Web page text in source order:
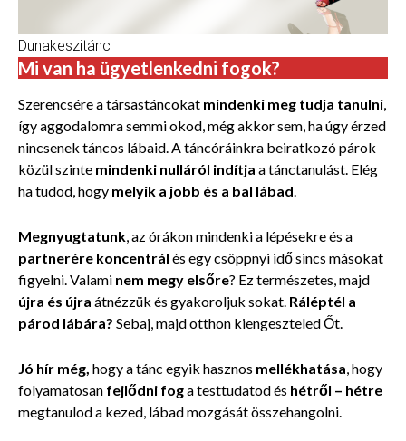
Dunakeszitánc
Mi van ha ügyetlenkedni fogok?
Szerencsére a társastáncokat mindenki meg tudja tanulni,
így aggodalomra semmi okod, még akkor sem, ha úgy érzed
nincsenek táncos lábaid. A táncóráinkra beiratkozó párok
közül szinte mindenki nulláról indítja a tánctanulást. Elég
ha tudod, hogy melyik a jobb és a bal lábad.
Megnyugtatunk, az órákon mindenki a lépésekre és a
partnerére koncentrál és egy csöppnyi idő sincs másokat
figyelni. Valami nem megy elsőre? Ez természetes, majd
újra és újra átnézzük és gyakoroljuk sokat. Ráléptél a
párod lábára? Sebaj, majd otthon kiengeszteled Őt.
Jó hír még, hogy a tánc egyik hasznos mellékhatása, hogy
folyamatosan fejlődni foga testtudatod és hétről – hétre
megtanulod a kezed, lábad mozgását összehangolni.